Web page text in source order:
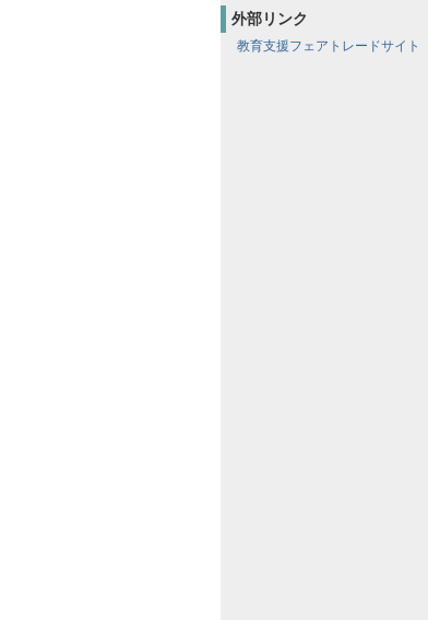
外部リンク
教育支援フェアトレードサイト